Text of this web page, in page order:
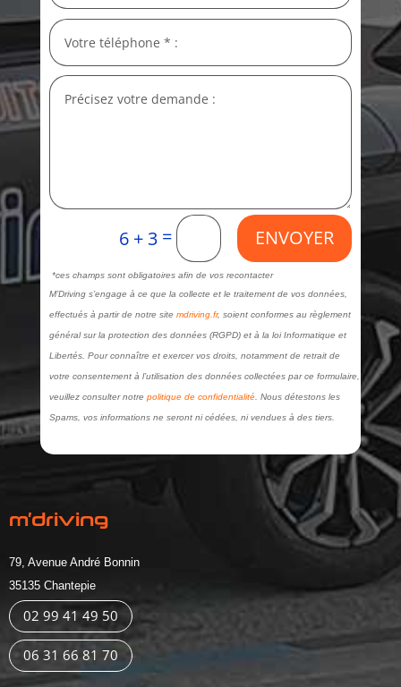
6 + 3 = ENVOYER
*ces champs sont obligatoires afin de vos recontacter
M’Driving s’engage à ce que la collecte et le traitement de vos données,
effectués à partir de notre site mdriving.fr, soient conformes au règlement
général sur la protection des données (RGPD) et à la loi Informatique et
Libertés. Pour connaître et exercer vos droits, notamment de retrait de
votre consentement à l’utilisation des données collectées par ce formulaire,
veuillez consulter notre politique de confidentialité. Nous détestons les
Spams, vos informations ne seront ni cédées, ni vendues à des tiers.
m’driving
79, Avenue André Bonnin
35135 Chantepie
02 99 41 49 50
06 31 66 81 70